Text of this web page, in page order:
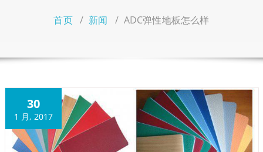
首页/ 新闻 / ADC弹性地板怎么样
30
1 月, 2017